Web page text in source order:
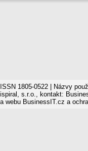
1805-0522 | Názvy
s.r.o., kontakt:
webu BusinessIT.cz a